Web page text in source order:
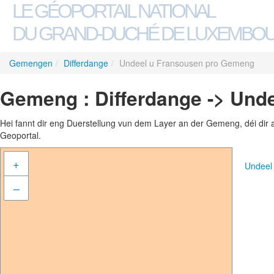
LE GÉOPORTAIL NATIONAL
DU GRAND-DUCHÉ DE
Gemengen / Differdange / Undeel u Fransousen pro Gemeng
Gemeng : Differdange ->
Hei fannt dir eng Duerstellung vun dem Layer an der Gemeng, déi
Geoportal.
+
–